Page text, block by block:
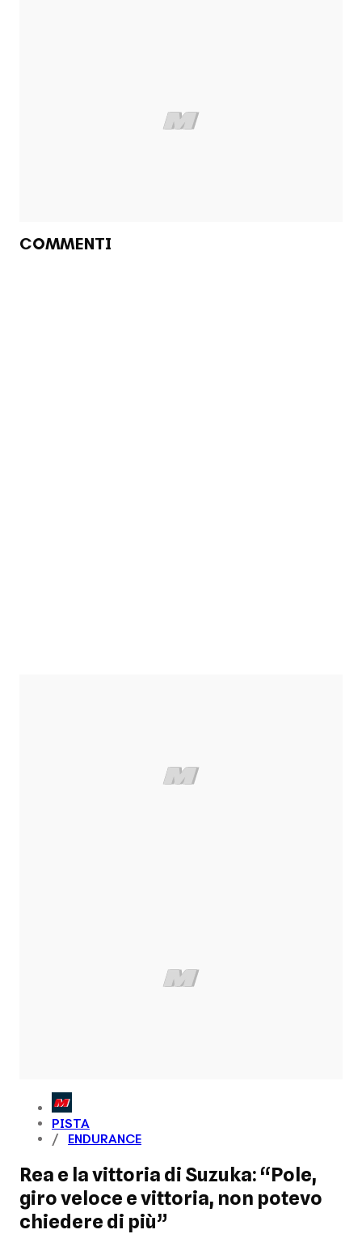
COMMENTI
PISTA
ENDURANCE
Rea e la vittoria di Suzuka: “Pole,
giro veloce e vittoria, non potevo
chiedere di più”